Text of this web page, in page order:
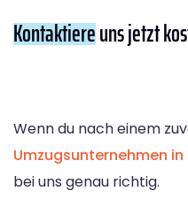
Kontaktiereuns jetzt
Wenn du nach einem
Umzugsunternehmen in
bei uns genau richtig.